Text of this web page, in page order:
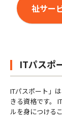
祉サー
ITパスポ
ITパスポート」
きる資格です。
ルを身につける